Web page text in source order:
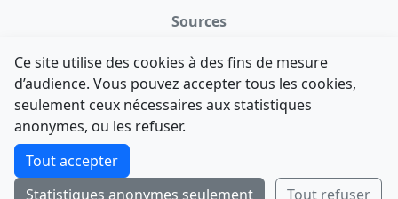
Sources
data.gouv.fr
Legifrance - API
Contact
F-Droid·App Store
Tchap
Comment avez-vous découvert NATINFo ?
Une courte réponse suffit (500 caractères max).
Ce site utilise des cookies à des fins de mesure
d’audience. Vous pouvez accepter tous les cookies,
seulement ceux nécessaires aux statistiques
anonymes, ou les refuser.
Tout accepter
Statistiques anonymes seulement
Tout refuser